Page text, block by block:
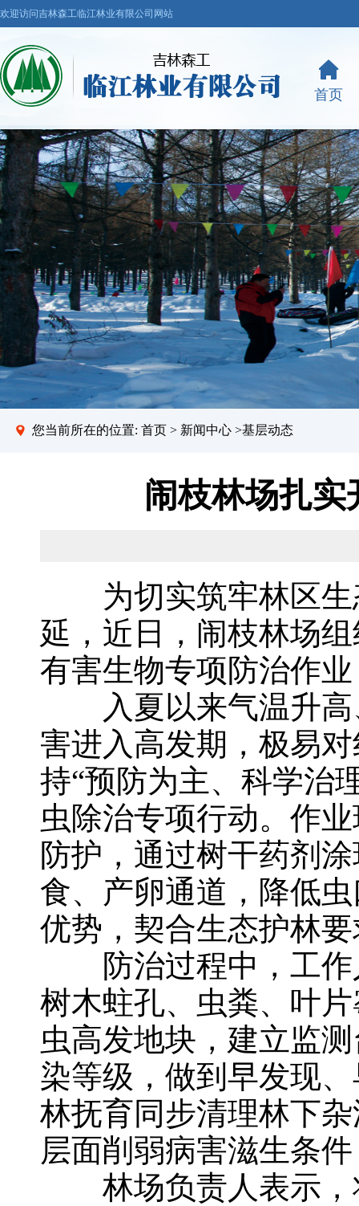
欢迎访问吉林森工临江林业有限公司网站
首页
您当前所在的位置: 首页 > 新闻中心 >基层动态
闹枝林场扎
为切实筑牢林区生
延，近日，闹枝林场
有害生物专项防治作
入夏以来气温升高
害进入高发期，极易
持“预防为主、科学治
虫除治专项行动。作
防护，通过树干药剂
食、产卵通道，降低
优势，契合生态护林
防治过程中，工作
树木蛀孔、虫粪、叶
虫高发地块，建立监
染等级，做到早发现
林抚育同步清理林下
层面削弱病害滋生条
林场负责人表示，